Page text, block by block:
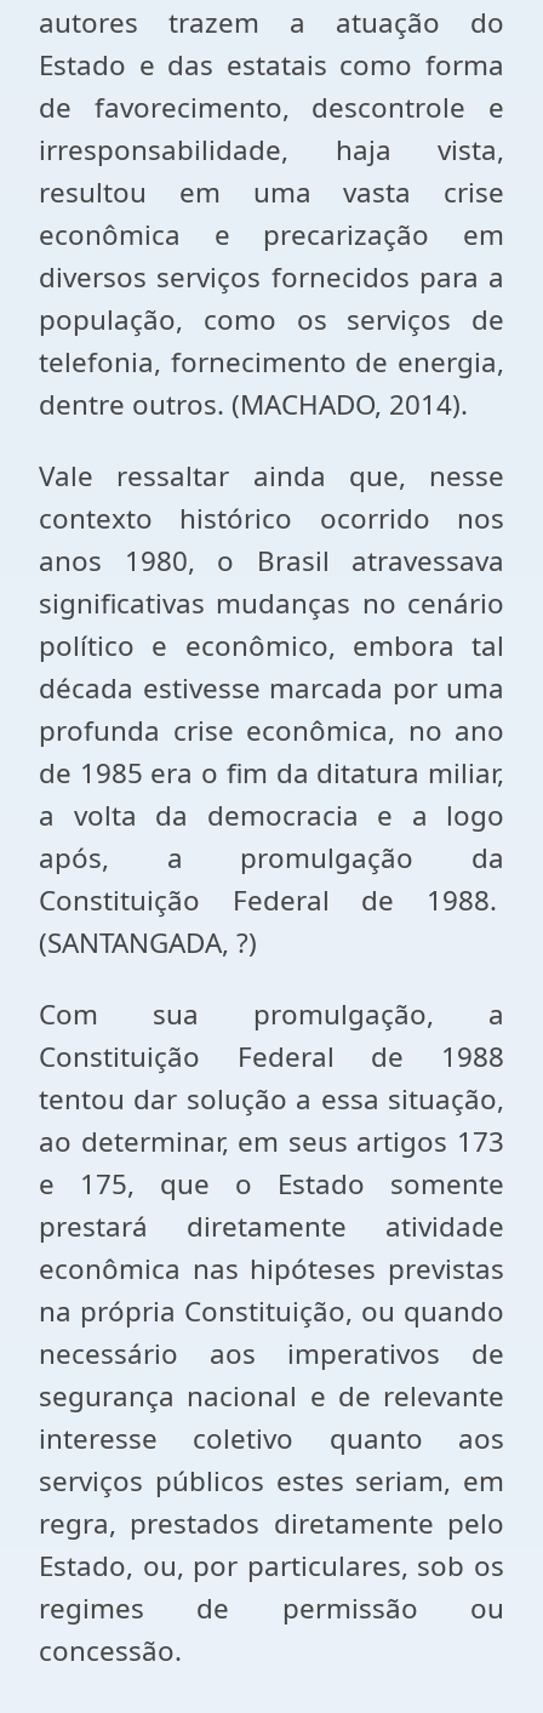
autores trazem a atuação do
Estado e das estatais como forma
de favorecimento, descontrole e
irresponsabilidade, haja vista,
resultou em uma vasta crise
econômica e precarização em
diversos serviços fornecidos para a
população, como os serviços de
telefonia, fornecimento de energia,
dentre outros. (MACHADO, 2014).
Vale ressaltar ainda que, nesse
contexto histórico ocorrido nos
anos 1980, o Brasil atravessava
significativas mudanças no cenário
político e econômico, embora tal
década estivesse marcada por uma
profunda crise econômica, no ano
de 1985 era o fim da ditatura miliar,
a volta da democracia e a logo
após, a promulgação da
Constituição Federal de 1988.
(SANTANGADA, ?)
Com sua promulgação, a
Constituição Federal de 1988
tentou dar solução a essa situação,
ao determinar, em seus artigos 173
e 175, que o Estado somente
prestará diretamente atividade
econômica nas hipóteses previstas
na própria Constituição, ou quando
necessário aos imperativos de
segurança nacional e de relevante
interesse coletivo quanto aos
serviços públicos estes seriam, em
regra, prestados diretamente pelo
Estado, ou, por particulares, sob os
regimes de permissão ou
concessão.